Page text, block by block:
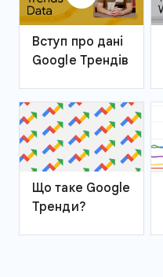
Вступ про дані
Google Трендів
Що таке Google
Тренди?